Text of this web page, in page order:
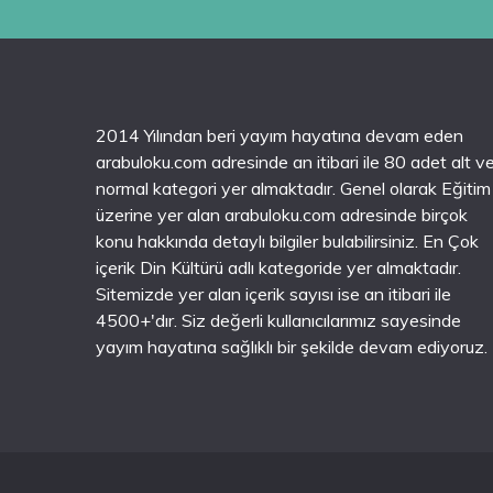
2014 Yılından beri yayım hayatına devam eden
arabuloku.com adresinde an itibari ile 80 adet alt
normal kategori yer almaktadır. Genel olarak Eğitim
üzerine yer alan arabuloku.com adresinde birçok
konu hakkında detaylı bilgiler bulabilirsiniz. En Çok
içerik Din Kültürü adlı kategoride yer almaktadır.
Sitemizde yer alan içerik sayısı ise an itibari ile
4500+'dır. Siz değerli kullanıcılarımız sayesinde
yayım hayatına sağlıklı bir şekilde devam ediyoruz.